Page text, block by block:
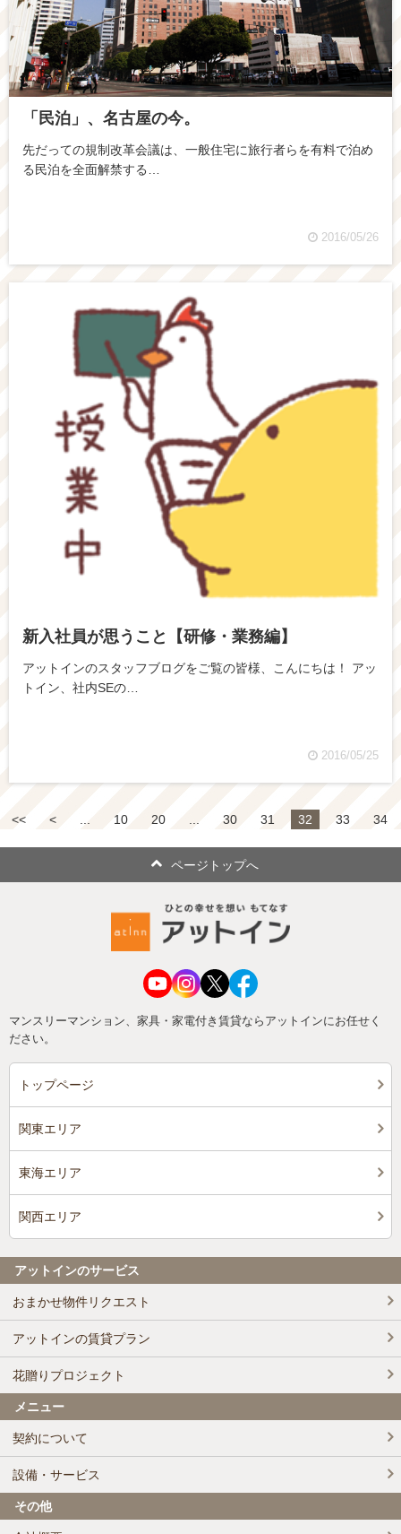
「民泊」、名古屋の今。
先だっての規制改革会議は、一般住宅に旅行者らを有料で泊め
る民泊を全面解禁する…
2016/05/26
新入社員が思うこと【研修・業務編】
アットインのスタッフブログをご覧の皆様、こんにちは！ アッ
トイン、社内SEの…
2016/05/25
<< < 10 20 30 31 32 33 34
ページトップへ
マンスリーマンション、家具・家電付き賃貸ならアットインにお任せく
ださい。
トップページ
関東エリア
東海エリア
関西エリア
アットインのサービス
おまかせ物件リクエスト
アットインの賃貸プラン
花贈りプロジェクト
メニュー
契約について
設備・サービス
その他